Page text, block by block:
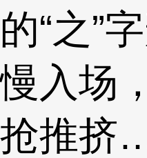
的“之”
慢入场
抢推